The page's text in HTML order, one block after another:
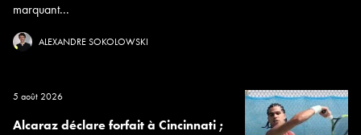
marquant...
ALEXANDRE SOKOLOWSKI
5 août 2026
Alcaraz déclare forfait à Cincinnati ;